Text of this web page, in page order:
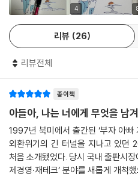
4
리뷰 26
리뷰전체
종이책
아들아, 나는 너에게 무엇을 남
1997년 북미에서 출간된 ‘부자 아빠
외환위기의 긴 터널을 지나고 있던
처음 소개됐었다. 당시 국내 출판시장
제경영·재테크’ 분야를 새롭게 개척했